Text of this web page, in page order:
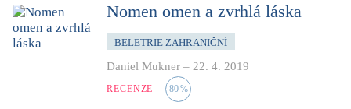
Nomen omen a zvrhlá láska
BELETRIE ZAHRANIČNÍ
Daniel Mukner – 22. 4. 2019
RECENZE 80%